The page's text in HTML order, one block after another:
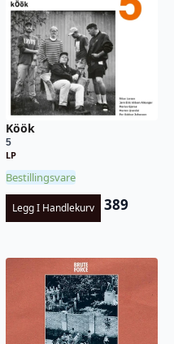
Köök
5
LP
Bestillingsvare
Legg I Handlekurv 389